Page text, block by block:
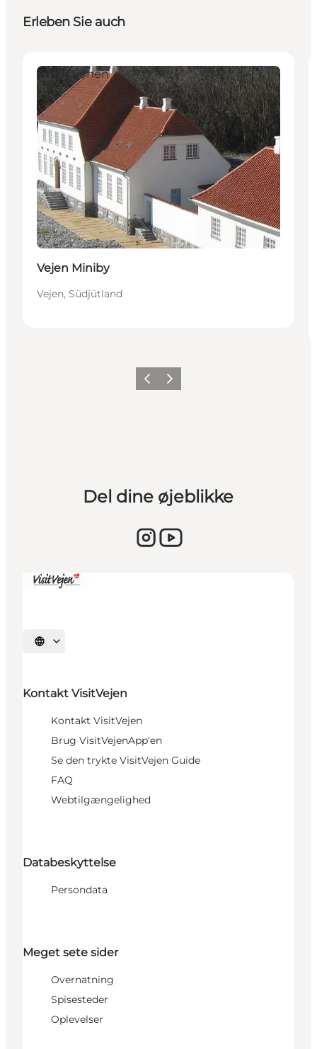
Erleben Sie auch
Attraktionen
Vejen Miniby
Vejen, Südjütland
Vorherige Folie
Nächste Folie
Del dine øjeblikke
Sprache auswählen
Kontakt VisitVejen
Kontakt VisitVejen
Brug VisitVejenApp'en
Se den trykte VisitVejen Guide
FAQ
Webtilgængelighed
Databeskyttelse
Persondata
Meget sete sider
Overnatning
Spisesteder
Oplevelser